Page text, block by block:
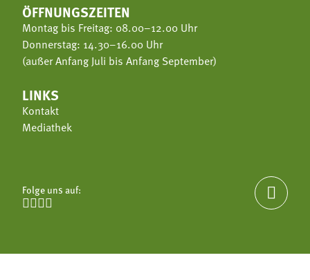
ÖFFNUNGSZEITEN
Montag bis Freitag: 08.00–12.00 Uhr
Donnerstag: 14.30–16.00 Uhr
(außer Anfang Juli bis Anfang September)
LINKS
Kontakt
Mediathek
Folge uns auf:

